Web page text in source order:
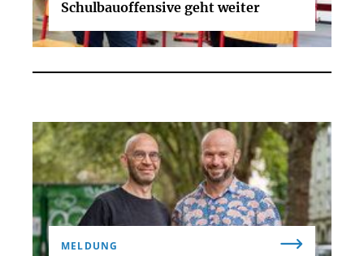
Schulbauoffensive geht weiter
MELDUNG